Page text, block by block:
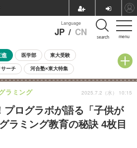
menu
Language
JP / CN search
進 医学部 東大受験
サーチ 河合塾×東大特集
験 中学受験 小学校受験
開催学校説明会・相談会
立高校 過去問 人気記事
自由研究教材（中学生向け） ランキング
プログラボが語る「子供が
ラミング教育の秘訣 4枚目
ラミング 2025.7.2（水） 10:15